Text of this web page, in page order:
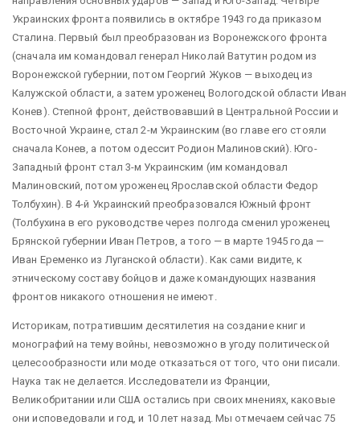
Украинских фронта появились в октябре 1943 года приказом
Сталина. Первый был преобразован из Воронежского фронта
(сначала им командовал генерал Николай Ватутин родом из
Воронежской губернии, потом Георгий Жуков — выходец из
Калужской области, а затем уроженец Вологодской области Иван
Конев). Степной фронт, действовавший в Центральной России и
Восточной Украине, стал 2-м Украинским (во главе его стояли
сначала Конев, а потом одессит Родион Малиновский). Юго-
Западный фронт стал 3-м Украинским (им командовал
Малиновский, потом уроженец Ярославской области Федор
Толбухин). В 4-й Украинский преобразовался Южный фронт
(Толбухина в его руководстве через полгода сменил уроженец
Брянской губернии Иван Петров, а того — в марте 1945 года —
Иван Еременко из Луганской области). Как сами видите, к
этническому составу бойцов и даже командующих названия
фронтов никакого отношения не имеют.
Историкам, потратившим десятилетия на создание книг и
монографий на тему войны, невозможно в угоду политической
целесообразности или моде отказаться от того, что они писали.
Наука так не делается. Исследователи из Франции,
Великобритании или США остались при своих мнениях, каковые
они исповедовали и год, и 10 лет назад. Мы отмечаем сейчас 75